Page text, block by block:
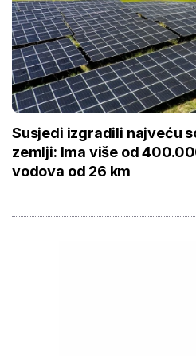
Susjedi izgradili najveću
zemlji: Ima više od
vodova od 26 km